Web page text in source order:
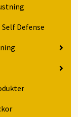
Defense